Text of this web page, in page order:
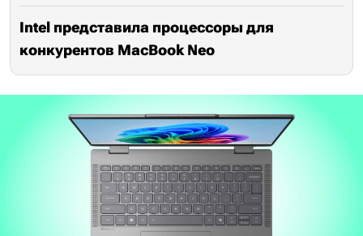
Intel представила процессоры для
конкурентов MacBook Neo